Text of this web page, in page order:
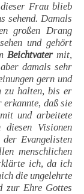
Frau blieb
sehend. Damals
großen Drang
und gehört
Beichtvatermit,
damals sehr
gern und
zu halten, bis er
erkannte, daß sie
und arbeitete
Visionen
Evangelisten
menschlichen
ich, da ich
die ungelehrte
zur Ehre Gottes